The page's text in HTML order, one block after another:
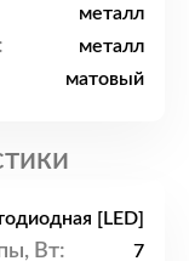
металл
металл
матовый
[LED]
Вт: 7